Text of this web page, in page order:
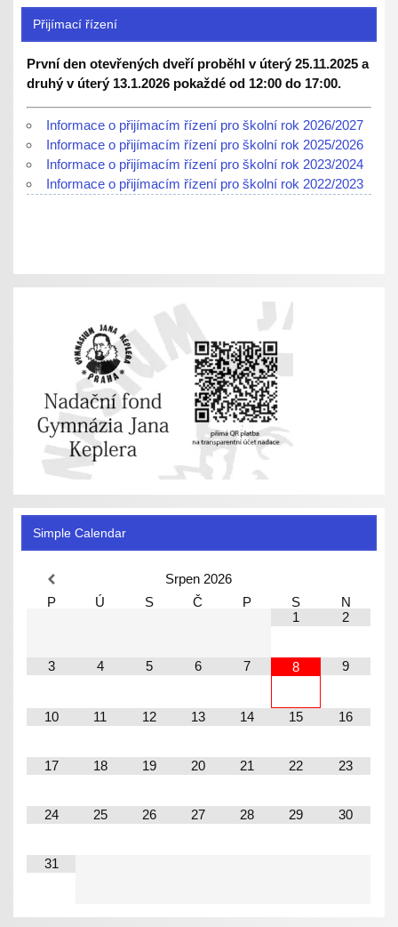
Přijímací řízení
První den otevřených dveří proběhl v úterý 25.11.2025 a
druhý v úterý 13.1.2026 pokaždé od 12:00 do 17:00.
Informace o přijímacím řízení pro školní rok 2026/2027
Informace o přijímacím řízení pro školní rok 2025/2026
Informace o přijímacím řízení pro školní rok 2023/2024
Informace o přijímacím řízení pro školní rok 2022/2023
Simple Calendar
Srpen 2026
P
Ú S Č P S
N
1
2
3 4 5 6 7 8 9
10 11 12 13 14 15 16
17 18 19 20 21 22 23
24 25 26 27 28 29 30
31